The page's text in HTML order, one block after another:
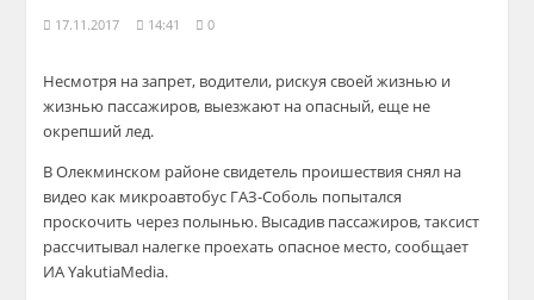
17.11.2017 14:41 0
Несмотря на запрет, водители, рискуя своей жизнью и
жизнью пассажиров, выезжают на опасный, еще не
окрепший лед.
В Олекминском районе свидетель проишествия снял на
видео как микроавтобус ГАЗ-Соболь попытался
проскочить через полынью. Высадив пассажиров, таксист
рассчитывал налегке проехать опасное место, сообщает
ИА YakutiaMedia.